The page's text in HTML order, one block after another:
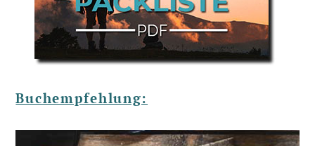
Buchempfehlung: